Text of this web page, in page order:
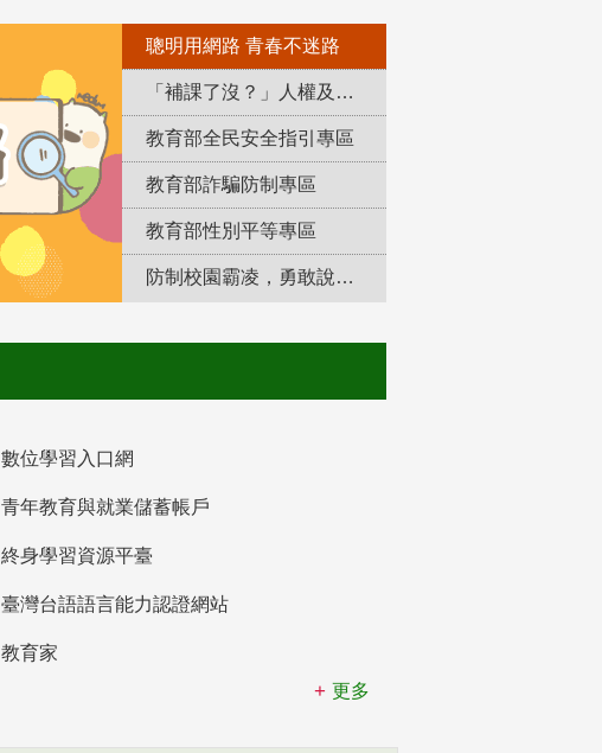
聰明用網路 青春不迷路
「補課了沒？」人權及轉型正義教育專區
教育部全民安全指引專區
教育部詐騙防制專區
教育部性別平等專區
防制校園霸凌，勇敢說出來！
數位學習入口網
青年教育與就業儲蓄帳戶
終身學習資源平臺
臺灣台語語言能力認證網站
教育家
更多